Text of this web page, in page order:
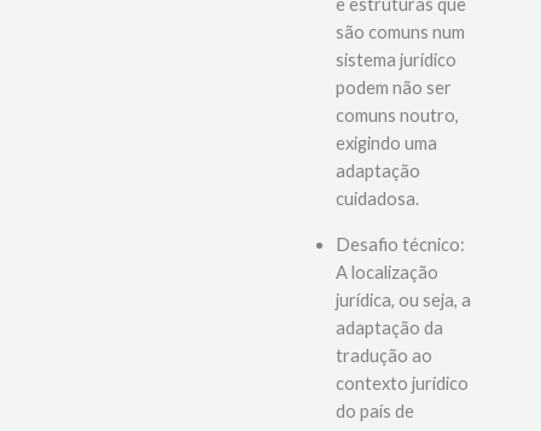
países. Os termos
e estruturas que
são comuns num
sistema jurídico
podem não ser
comuns noutro,
exigindo uma
adaptação
cuidadosa.
Desafio técnico:
A localização
jurídica, ou seja, a
adaptação da
tradução ao
contexto jurídico